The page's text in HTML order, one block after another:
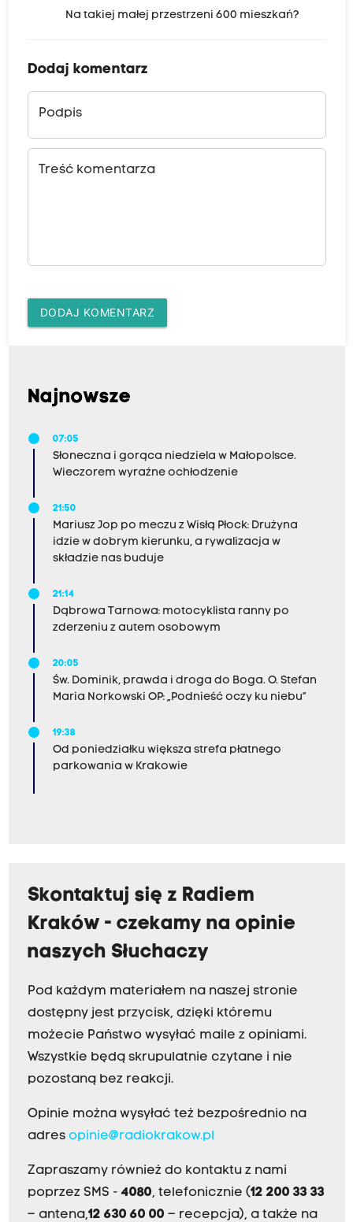
Na takiej małej przestrzeni 600 mieszkań?
Dodaj komentarz
Podpis
Treść komentarza
DODAJ KOMENTARZ
Najnowsze
07:05
Słoneczna i gorąca niedziela w Małopolsce.
Wieczorem wyraźne ochłodzenie
21:50
Mariusz Jop po meczu z Wisłą Płock: Drużyna
idzie w dobrym kierunku, a rywalizacja w
składzie nas buduje
21:14
Dąbrowa Tarnowa: motocyklista ranny po
zderzeniu z autem osobowym
20:05
Św. Dominik, prawda i droga do Boga. O. Stefan
Maria Norkowski OP: „Podnieść oczy ku niebu”
19:38
Od poniedziałku większa strefa płatnego
parkowania w Krakowie
Skontaktuj się z Radiem
Kraków - czekamy na opinie
naszych Słuchaczy
Pod każdym materiałem na naszej stronie
dostępny jest przycisk, dzięki któremu
możecie Państwo wysyłać maile z opiniami.
Wszystkie będą skrupulatnie czytane i nie
pozostaną bez reakcji.
Opinie można wysyłać też bezpośrednio na
adres opinie@radiokrakow.pl
Zapraszamy również do kontaktu z nami
poprzez SMS - 4080, telefonicznie (12 200 33 33
– antena,12 630 60 00 – recepcja), a także na